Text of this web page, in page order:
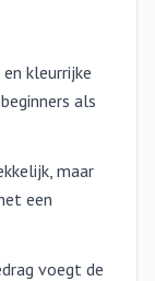
kleurrijke
als
maar
een
voegt de